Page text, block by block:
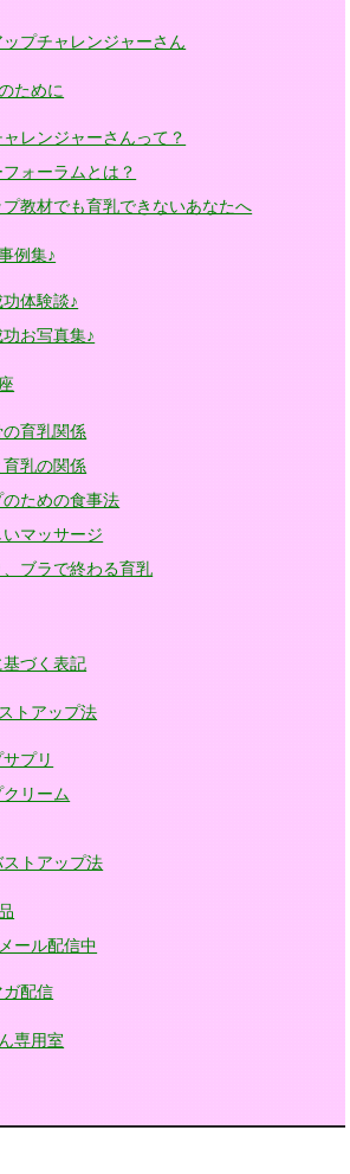
プチャレンジャーさん
ために
レンジャーさんって？
ォーラムとは？
教材でも育乳できないあなたへ
例集♪
体験談♪
お写真集♪
育乳関係
乳の関係
ための食事法
マッサージ
ブラで終わる育乳
づく表記
トアップ法
プリ
リーム
トアップ法
ール配信中
配信
専用室